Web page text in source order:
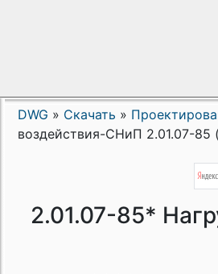
DWG » Скачать »
воздействия-СНиП 2.01.07-85
2.01.07-85*